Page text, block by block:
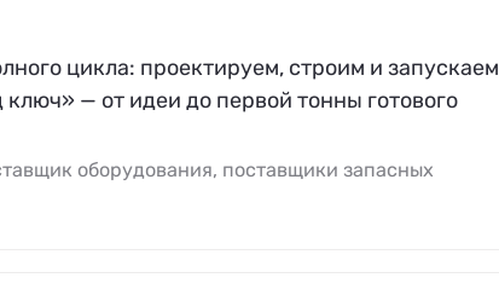
цикла: проектируем, строим и запускаем
— от идеи до первой тонны готового
оборудования, поставщики запасных